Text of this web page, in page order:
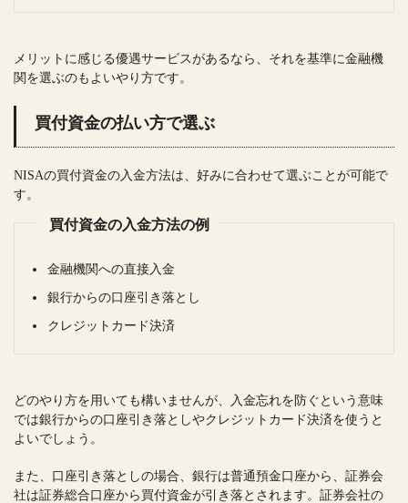
メリットに感じる優遇サービスがあるなら、それを基準に金融機
関を選ぶのもよいやり方です。
買付資金の払い方で選ぶ
NISAの買付資金の入金方法は、好みに合わせて選ぶことが可能で
す。
買付資金の入金方法の例
金融機関への直接入金
銀行からの口座引き落とし
クレジットカード決済
どのやり方を用いても構いませんが、入金忘れを防ぐという意味
では銀行からの口座引き落としやクレジットカード決済を使うと
よいでしょう。
また、口座引き落としの場合、銀行は普通預金口座から、証券会
社は証券総合口座から買付資金が引き落とされます。証券会社の